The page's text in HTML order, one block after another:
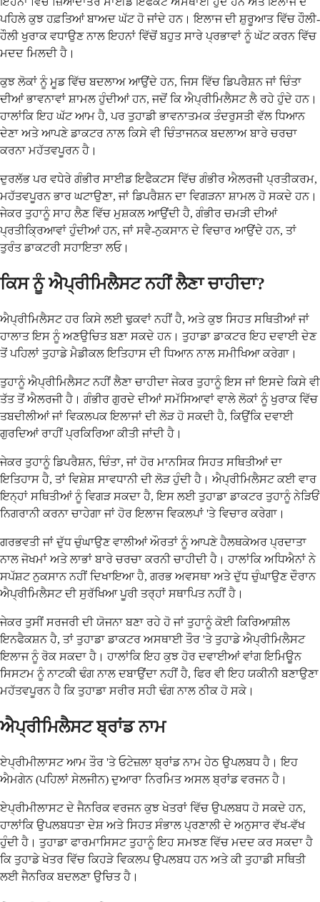
ਪਹਿਲੇ ਕੁਝ ਹਫ਼ਤਿਆਂ ਬਾਅਦ ਘੱਟ ਹੋ ਜਾਂਦੇ ਹਨ। ਇਲਾਜ ਦੀ ਸ਼ੁਰੂਆਤ ਵਿੱਚ ਹੌਲੀ-
ਹੌਲੀ ਖੁਰਾਕ ਵਧਾਉਣ ਨਾਲ ਇਹਨਾਂ ਵਿੱਚੋਂ ਬਹੁਤ ਸਾਰੇ ਪ੍ਰਭਾਵਾਂ ਨੂੰ ਘੱਟ ਕਰਨ ਵਿੱਚ
ਮਦਦ ਮਿਲਦੀ ਹੈ।
ਕੁਝ ਲੋਕਾਂ ਨੂੰ ਮੂਡ ਵਿੱਚ ਬਦਲਾਅ ਆਉਂਦੇ ਹਨ, ਜਿਸ ਵਿੱਚ ਡਿਪਰੈਸ਼ਨ ਜਾਂ ਚਿੰਤਾ
ਦੀਆਂ ਭਾਵਨਾਵਾਂ ਸ਼ਾਮਲ ਹੁੰਦੀਆਂ ਹਨ, ਜਦੋਂ ਕਿ ਐਪ੍ਰੀਮਿਲੈਸਟ ਲੈ ਰਹੇ ਹੁੰਦੇ ਹਨ।
ਹਾਲਾਂਕਿ ਇਹ ਘੱਟ ਆਮ ਹੈ, ਪਰ ਤੁਹਾਡੀ ਭਾਵਨਾਤਮਕ ਤੰਦਰੁਸਤੀ ਵੱਲ ਧਿਆਨ
ਦੇਣਾ ਅਤੇ ਆਪਣੇ ਡਾਕਟਰ ਨਾਲ ਕਿਸੇ ਵੀ ਚਿੰਤਾਜਨਕ ਬਦਲਾਅ ਬਾਰੇ ਚਰਚਾ
ਕਰਨਾ ਮਹੱਤਵਪੂਰਨ ਹੈ।
ਦੁਰਲੱਭ ਪਰ ਵਧੇਰੇ ਗੰਭੀਰ ਸਾਈਡ ਇਫੈਕਟਸ ਵਿੱਚ ਗੰਭੀਰ ਐਲਰਜੀ ਪ੍ਰਤੀਕਰਮ,
ਮਹੱਤਵਪੂਰਨ ਭਾਰ ਘਟਾਉਣਾ, ਜਾਂ ਡਿਪਰੈਸ਼ਨ ਦਾ ਵਿਗੜਨਾ ਸ਼ਾਮਲ ਹੋ ਸਕਦੇ ਹਨ।
ਜੇਕਰ ਤੁਹਾਨੂੰ ਸਾਹ ਲੈਣ ਵਿੱਚ ਮੁਸ਼ਕਲ ਆਉਂਦੀ ਹੈ, ਗੰਭੀਰ ਚਮੜੀ ਦੀਆਂ
ਪ੍ਰਤੀਕ੍ਰਿਆਵਾਂ ਹੁੰਦੀਆਂ ਹਨ, ਜਾਂ ਸਵੈ-ਨੁਕਸਾਨ ਦੇ ਵਿਚਾਰ ਆਉਂਦੇ ਹਨ, ਤਾਂ
ਤੁਰੰਤ ਡਾਕਟਰੀ ਸਹਾਇਤਾ ਲਓ।
ਕਿਸ ਨੂੰ ਐਪ੍ਰੀਮਿਲੈਸਟ ਨਹੀਂ ਲੈਣਾ ਚਾਹੀਦਾ?
ਐਪ੍ਰੀਮਿਲੈਸਟ ਹਰ ਕਿਸੇ ਲਈ ਢੁਕਵਾਂ ਨਹੀਂ ਹੈ, ਅਤੇ ਕੁਝ ਸਿਹਤ ਸਥਿਤੀਆਂ ਜਾਂ
ਹਾਲਾਤ ਇਸ ਨੂੰ ਅਣਉਚਿਤ ਬਣਾ ਸਕਦੇ ਹਨ। ਤੁਹਾਡਾ ਡਾਕਟਰ ਇਹ ਦਵਾਈ ਦੇਣ
ਤੋਂ ਪਹਿਲਾਂ ਤੁਹਾਡੇ ਮੈਡੀਕਲ ਇਤਿਹਾਸ ਦੀ ਧਿਆਨ ਨਾਲ ਸਮੀਖਿਆ ਕਰੇਗਾ।
ਤੁਹਾਨੂੰ ਐਪ੍ਰੀਮਿਲੈਸਟ ਨਹੀਂ ਲੈਣਾ ਚਾਹੀਦਾ ਜੇਕਰ ਤੁਹਾਨੂੰ ਇਸ ਜਾਂ ਇਸਦੇ ਕਿਸੇ ਵੀ
ਤੱਤ ਤੋਂ ਐਲਰਜੀ ਹੈ। ਗੰਭੀਰ ਗੁਰਦੇ ਦੀਆਂ ਸਮੱਸਿਆਵਾਂ ਵਾਲੇ ਲੋਕਾਂ ਨੂੰ ਖੁਰਾਕ ਵਿੱਚ
ਤਬਦੀਲੀਆਂ ਜਾਂ ਵਿਕਲਪਕ ਇਲਾਜਾਂ ਦੀ ਲੋੜ ਹੋ ਸਕਦੀ ਹੈ, ਕਿਉਂਕਿ ਦਵਾਈ
ਗੁਰਦਿਆਂ ਰਾਹੀਂ ਪ੍ਰਕਿਰਿਆ ਕੀਤੀ ਜਾਂਦੀ ਹੈ।
ਜੇਕਰ ਤੁਹਾਨੂੰ ਡਿਪਰੈਸ਼ਨ, ਚਿੰਤਾ, ਜਾਂ ਹੋਰ ਮਾਨਸਿਕ ਸਿਹਤ ਸਥਿਤੀਆਂ ਦਾ
ਇਤਿਹਾਸ ਹੈ, ਤਾਂ ਵਿਸ਼ੇਸ਼ ਸਾਵਧਾਨੀ ਦੀ ਲੋੜ ਹੁੰਦੀ ਹੈ। ਐਪ੍ਰੀਮਿਲੈਸਟ ਕਈ ਵਾਰ
ਇਨ੍ਹਾਂ ਸਥਿਤੀਆਂ ਨੂੰ ਵਿਗੜ ਸਕਦਾ ਹੈ, ਇਸ ਲਈ ਤੁਹਾਡਾ ਡਾਕਟਰ ਤੁਹਾਨੂੰ ਨੇੜਿਓਂ
ਨਿਗਰਾਨੀ ਕਰਨਾ ਚਾਹੇਗਾ ਜਾਂ ਹੋਰ ਇਲਾਜ ਵਿਕਲਪਾਂ 'ਤੇ ਵਿਚਾਰ ਕਰੇਗਾ।
ਗਰਭਵਤੀ ਜਾਂ ਦੁੱਧ ਚੁੰਘਾਉਣ ਵਾਲੀਆਂ ਔਰਤਾਂ ਨੂੰ ਆਪਣੇ ਹੈਲਥਕੇਅਰ ਪ੍ਰਦਾਤਾ
ਨਾਲ ਜੋਖਮਾਂ ਅਤੇ ਲਾਭਾਂ ਬਾਰੇ ਚਰਚਾ ਕਰਨੀ ਚਾਹੀਦੀ ਹੈ। ਹਾਲਾਂਕਿ ਅਧਿਐਨਾਂ ਨੇ
ਸਪੱਸ਼ਟ ਨੁਕਸਾਨ ਨਹੀਂ ਦਿਖਾਇਆ ਹੈ, ਗਰਭ ਅਵਸਥਾ ਅਤੇ ਦੁੱਧ ਚੁੰਘਾਉਣ ਦੌਰਾਨ
ਐਪ੍ਰੀਮਿਲੈਸਟ ਦੀ ਸੁਰੱਖਿਆ ਪੂਰੀ ਤਰ੍ਹਾਂ ਸਥਾਪਿਤ ਨਹੀਂ ਹੈ।
ਜੇਕਰ ਤੁਸੀਂ ਸਰਜਰੀ ਦੀ ਯੋਜਨਾ ਬਣਾ ਰਹੇ ਹੋ ਜਾਂ ਤੁਹਾਨੂੰ ਕੋਈ ਕਿਰਿਆਸ਼ੀਲ
ਇਨਫੈਕਸ਼ਨ ਹੈ, ਤਾਂ ਤੁਹਾਡਾ ਡਾਕਟਰ ਅਸਥਾਈ ਤੌਰ 'ਤੇ ਤੁਹਾਡੇ ਐਪ੍ਰੀਮਿਲੈਸਟ
ਇਲਾਜ ਨੂੰ ਰੋਕ ਸਕਦਾ ਹੈ। ਹਾਲਾਂਕਿ ਇਹ ਕੁਝ ਹੋਰ ਦਵਾਈਆਂ ਵਾਂਗ ਇਮਿਊਨ
ਸਿਸਟਮ ਨੂੰ ਨਾਟਕੀ ਢੰਗ ਨਾਲ ਦਬਾਉਂਦਾ ਨਹੀਂ ਹੈ, ਫਿਰ ਵੀ ਇਹ ਯਕੀਨੀ ਬਣਾਉਣਾ
ਮਹੱਤਵਪੂਰਨ ਹੈ ਕਿ ਤੁਹਾਡਾ ਸਰੀਰ ਸਹੀ ਢੰਗ ਨਾਲ ਠੀਕ ਹੋ ਸਕੇ।
ਐਪ੍ਰੀਮਿਲੈਸਟ ਬ੍ਰਾਂਡ ਨਾਮ
ਏਪ੍ਰੀਮੀਲਾਸਟ ਆਮ ਤੌਰ 'ਤੇ ਓਟੇਜ਼ਲਾ ਬ੍ਰਾਂਡ ਨਾਮ ਹੇਠ ਉਪਲਬਧ ਹੈ। ਇਹ
ਐਮਗੇਨ (ਪਹਿਲਾਂ ਸੇਲਜੀਨ) ਦੁਆਰਾ ਨਿਰਮਿਤ ਅਸਲ ਬ੍ਰਾਂਡ ਵਰਜਨ ਹੈ।
ਏਪ੍ਰੀਮੀਲਾਸਟ ਦੇ ਜੈਨਰਿਕ ਵਰਜਨ ਕੁਝ ਖੇਤਰਾਂ ਵਿੱਚ ਉਪਲਬਧ ਹੋ ਸਕਦੇ ਹਨ,
ਹਾਲਾਂਕਿ ਉਪਲਬਧਤਾ ਦੇਸ਼ ਅਤੇ ਸਿਹਤ ਸੰਭਾਲ ਪ੍ਰਣਾਲੀ ਦੇ ਅਨੁਸਾਰ ਵੱਖ-ਵੱਖ
ਹੁੰਦੀ ਹੈ। ਤੁਹਾਡਾ ਫਾਰਮਾਸਿਸਟ ਤੁਹਾਨੂੰ ਇਹ ਸਮਝਣ ਵਿੱਚ ਮਦਦ ਕਰ ਸਕਦਾ ਹੈ
ਕਿ ਤੁਹਾਡੇ ਖੇਤਰ ਵਿੱਚ ਕਿਹੜੇ ਵਿਕਲਪ ਉਪਲਬਧ ਹਨ ਅਤੇ ਕੀ ਤੁਹਾਡੀ ਸਥਿਤੀ
ਲਈ ਜੈਨਰਿਕ ਬਦਲਣਾ ਉਚਿਤ ਹੈ।